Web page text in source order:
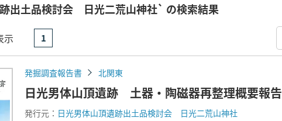
出土品検討会 日光二荒山神社` の検索結果
示 1
発掘調査報告書 北関東
日光男体山頂遺跡 土器・陶磁器再整理概要報告
発行元： 日光男体山頂遺跡出土品検討会 日光二荒山神社